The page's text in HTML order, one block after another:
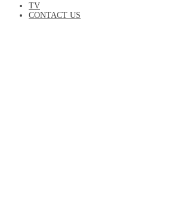
TV
CONTACT US